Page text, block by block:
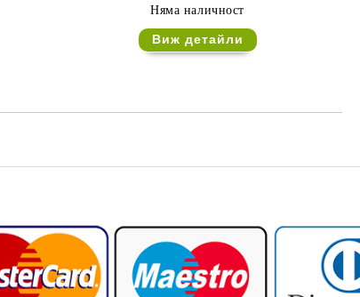
Няма наличност
Виж детайли